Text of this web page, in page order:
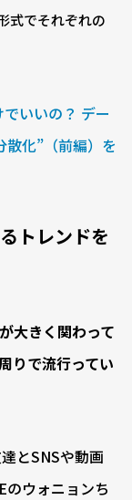
式でそれぞれの
いいの？ デー
化”（前編）を
トレンドを
大きく関わって
りで流行ってい
とSNSや動画
のウォニョンち